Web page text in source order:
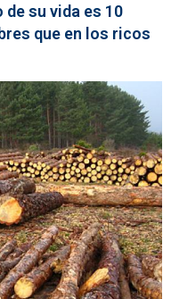
su vida es 10
que en los ricos